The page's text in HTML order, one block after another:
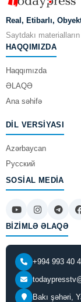
Real, Etibarlı,
Saytdakı
HAQQIMIZDA
Haqqımızda
ƏLAQƏ
Ana səhifə
DIL VERSIYASI
Azərbaycan
Русский
SOSIAL MEDIA
BIZIMLƏ ƏLAQƏ
+994 993 40
Bakı şəhəri,